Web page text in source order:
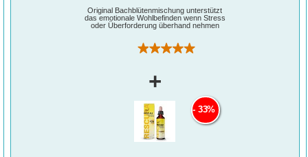
Original Bachblütenmischung unterstützt
das emotionale Wohlbefinden wenn Stress
oder Überforderung überhand nehmen
(1)
+
33%